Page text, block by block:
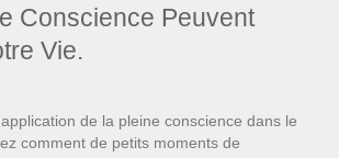
Conscience Peuvent
Vie.
de la pleine conscience dans le
comment de petits moments de